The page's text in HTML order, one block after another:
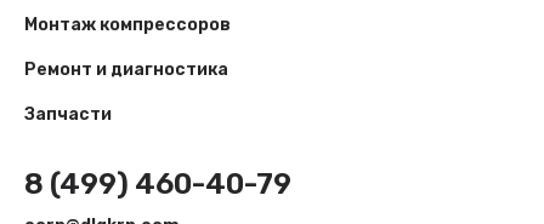
Монтаж компрессоров
Ремонт и диагностика
Запчасти
8 (499) 460-40-79